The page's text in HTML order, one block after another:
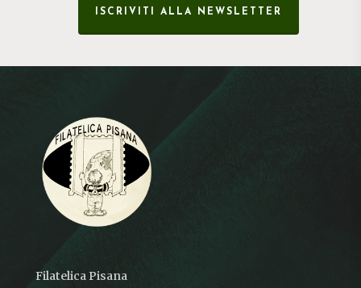
ISCRIVITI ALLA NEWSLETTER
Filatelica Pisana